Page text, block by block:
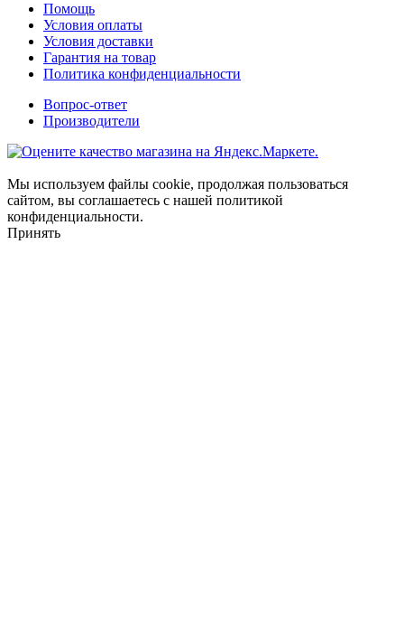
Помощь
Условия оплаты
Условия доставки
Гарантия на товар
Политика конфиденциальности
Вопрос-ответ
Производители
Мы используем файлы cookie, продолжая пользоваться
сайтом, вы соглашаетесь с нашей политикой
конфиденциальности.
Принять